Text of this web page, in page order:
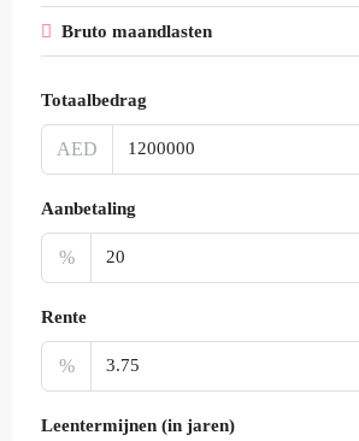
Bruto maandlasten
Totaalbedrag
AED
Aanbetaling
%
Rente
%
Leentermijnen (in jaren)